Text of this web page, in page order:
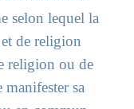
selon lequel la
de religion
religion ou de
sa